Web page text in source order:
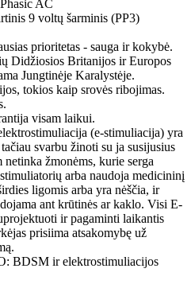
AC
9 voltų šarminis (PP3)
prioritetas - sauga ir kokybė.
Didžiosios Britanijos ir Europos
Jungtinėje Karalystėje.
tokios kaip srovės ribojimas.
visam laikui.
(e-stimuliacija) yra
svarbu žinoti su ja susijusius
žmonėms, kurie serga
arba naudoja medicininį
ligomis arba yra nėščia, ir
ant krūtinės ar kaklo. Visi E-
ir pagaminti laikantis
prisiima atsakomybę už
BDSM ir elektrostimuliacijos